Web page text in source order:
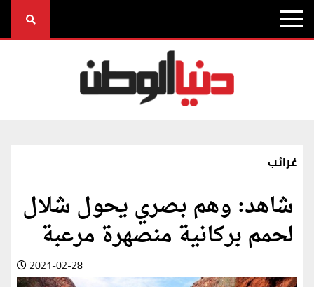
غرائب
شاهد: وهم بصري يحول شلال
لحمم بركانية منصهرة مرعبة
2021-02-28